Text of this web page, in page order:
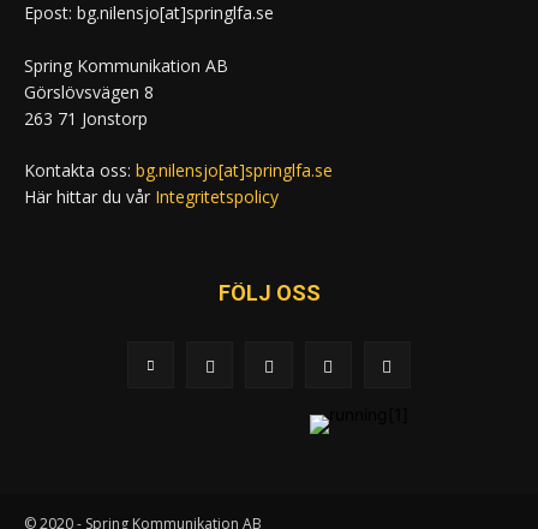
Epost: bg.nilensjo[at]springlfa.se
Spring Kommunikation AB
Görslövsvägen 8
263 71 Jonstorp
Kontakta oss: bg.nilensjo[at]springlfa.se
Här hittar du vår Integritetspolicy
FÖLJ OSS
© 2020 - Spring Kommunikation AB